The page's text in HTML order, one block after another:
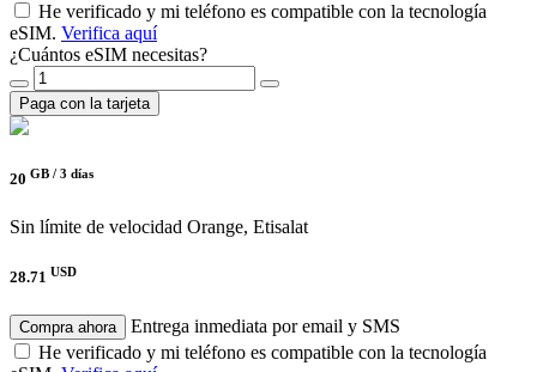
He verificado y mi teléfono es compatible con la tecnología
eSIM. Verifica aquí
¿Cuántos eSIM necesitas?
Paga con la tarjeta
20 GB / 3 días
Sin límite de velocidad Orange, Etisalat
28.71 USD
Compra ahora
Entrega inmediata por email y SMS
He verificado y mi teléfono es compatible con la tecnología